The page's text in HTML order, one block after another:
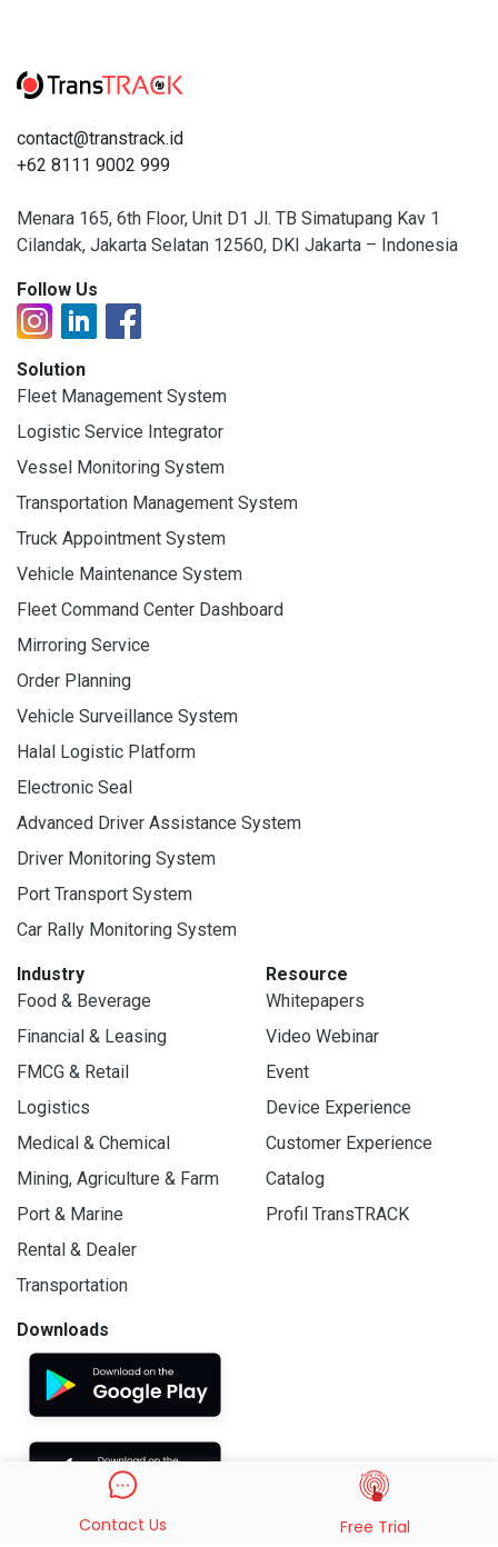
contact@transtrack.id
+62 8111 9002 999
Menara 165, 6th Floor, Unit D1 Jl. TB Simatupang Kav 1
Cilandak, Jakarta Selatan 12560, DKI Jakarta – Indonesia
Follow Us
Solution
Fleet Management System
Logistic Service Integrator
Vessel Monitoring System
Transportation Management System
Truck Appointment System
Vehicle Maintenance System
Fleet Command Center Dashboard
Mirroring Service
Order Planning
Vehicle Surveillance System
Halal Logistic Platform
Electronic Seal
Advanced Driver Assistance System
Driver Monitoring System
Port Transport System
Car Rally Monitoring System
Industry
Food & Beverage
Financial & Leasing
FMCG & Retail
Logistics
Medical & Chemical
Mining, Agriculture & Farm
Port & Marine
Rental & Dealer
Transportation
Resource
Whitepapers
Video Webinar
Event
Device Experience
Customer Experience
Catalog
Profil TransTRACK
Downloads
Contact Us Free Trial